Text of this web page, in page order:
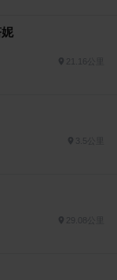
3.5公里